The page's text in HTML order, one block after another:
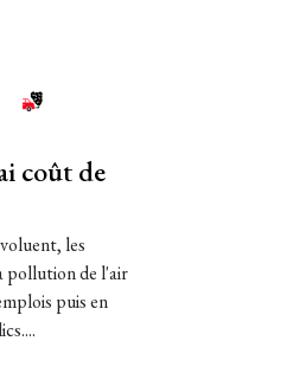
coût de
les
pollution de l'air
puis en